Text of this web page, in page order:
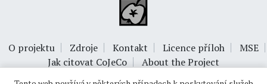
O projektu Zdroje Kontakt Licence příloh
MSE
Jak citovat CoJeCo
About the Project